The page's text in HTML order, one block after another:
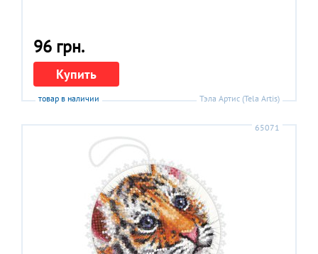
96 грн.
Купить
товар в наличии Тэла Артис (Tela Artis)
65071